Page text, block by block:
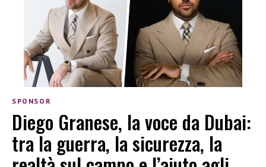
SPONSOR
Diego Granese, la voce da Dubai:
tra la guerra, la sicurezza, la